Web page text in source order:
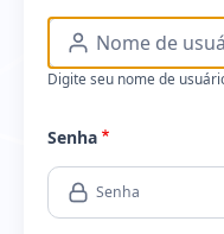
Digite seu nome de
Senha